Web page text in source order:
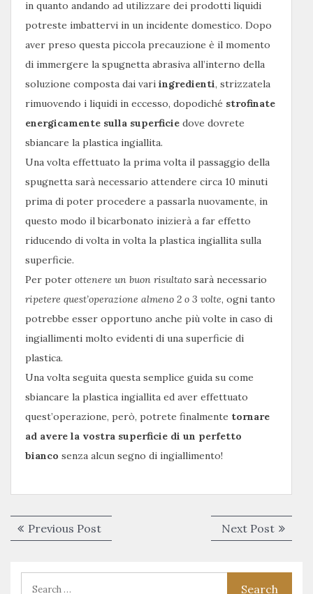
in quanto andando ad utilizzare dei prodotti liquidi
potreste imbattervi in un incidente domestico. Dopo
aver preso questa piccola precauzione è il momento
di immergere la spugnetta abrasiva all’interno della
soluzione composta dai vari ingredienti, strizzatela
rimuovendo i liquidi in eccesso, dopodiché strofinate
energicamente sulla superficie dove dovrete
sbiancare la plastica ingiallita.
Una volta effettuato la prima volta il passaggio della
spugnetta sarà necessario attendere circa 10 minuti
prima di poter procedere a passarla nuovamente, in
questo modo il bicarbonato inizierà a far effetto
riducendo di volta in volta la plastica ingiallita sulla
superficie.
Per poter ottenere un buon risultato sarà necessario
ripetere quest’operazione almeno 2 o 3 volte, ogni tanto
potrebbe esser opportuno anche più volte in caso di
ingiallimenti molto evidenti di una superficie di
plastica.
Una volta seguita questa semplice guida su come
sbiancare la plastica ingiallita ed aver effettuato
quest’operazione, però, potrete finalmente tornare
ad avere la vostra superficie di un perfetto
bianco senza alcun segno di ingiallimento!
Navigazione
articoli
Previous PostPrevious
post:
Next PostNext
post: